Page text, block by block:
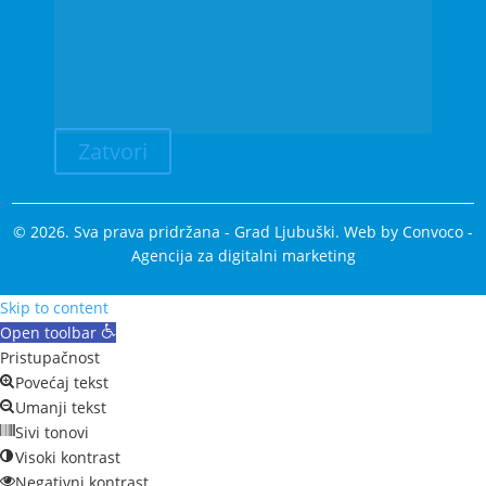
Zatvori
© 2026. Sva prava pridržana - Grad Ljubuški. Web by Convoco -
Agencija za digitalni marketing
Skip to content
Open toolbar
Pristupačnost
Povećaj tekst
Umanji tekst
Sivi tonovi
Visoki kontrast